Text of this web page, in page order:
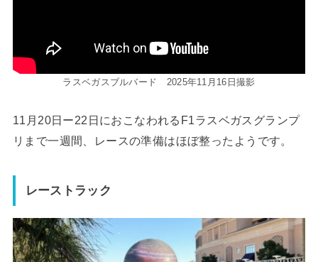
ラスベガスブルバード 2025年11月16日撮影
11月20日ー22日におこなわれるF1ラスベガスグランプ
リまで一週間、レースの準備はほぼ整ったようです。
レーストラック